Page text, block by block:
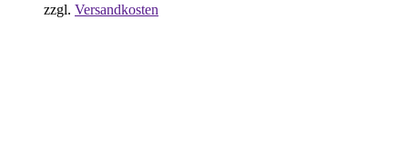
zzgl. Versandkosten